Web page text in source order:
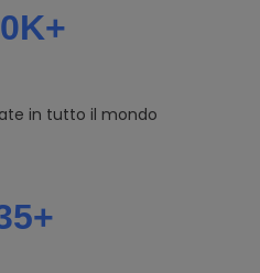
in tutto il mondo